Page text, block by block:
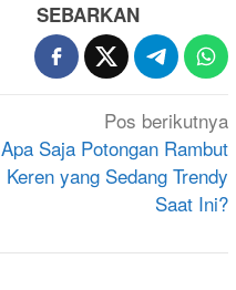
SEBARKAN
Pos berikutnya
Apa Saja Potongan Rambut
Keren yang Sedang Trendy
Saat Ini?